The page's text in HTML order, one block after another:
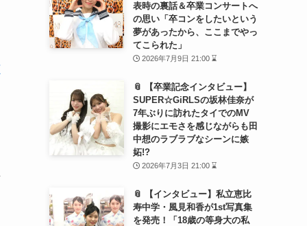
表時の裏話＆卒業コンサートへ
の思い「卒コンをしたいという
夢があったから、ここまでやっ
てこられた」
2026年7月9日 21:00 ⌛
📎 【卒業記念インタビュー】
SUPER☆GiRLSの坂林佳奈が
7年ぶりに訪れたタイでのMV
撮影にエモさを感じながらも田
中想のラブラブなシーンに嫉
妬!?
2026年7月3日 21:00 ⌛
📎 【インタビュー】私立恵比
寿中学・風見和香が1st写真集
を発売！「18歳の等身大の私